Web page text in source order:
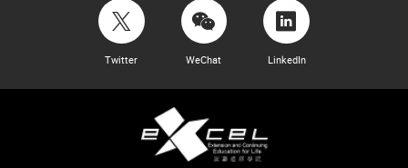
Twitter WeChat LinkedIn